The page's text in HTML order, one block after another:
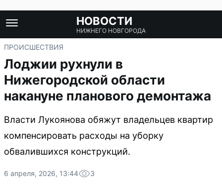
НОВОСТИ
НИЖНЕГО НОВГОРОДА
ПРОИСШЕСТВИЯ
Лоджии рухнули в
Нижегородской области
накануне планового демонтажа
Власти Лукоянова обяжут владельцев квартир
компенсировать расходы на уборку
обвалившихся конструкций.
6 апреля, 2026, 13:44 3